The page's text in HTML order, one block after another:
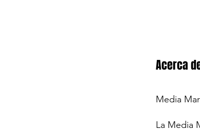
Acerca
Media
La Media